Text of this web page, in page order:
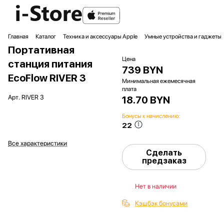
Главная Каталог Техника и аксессуары Apple Умные устройства и гаджеты
Портативная
станция питания
EcoFlow RIVER 3
Арт. RIVER 3
Все характеристики
Цена
739 BYN
Минимальная ежемесячная
плата
18.70 BYN
Бонусы к начислению:
22
Сделать
предзаказ
Нет в наличии
Кэшбэк бонусами